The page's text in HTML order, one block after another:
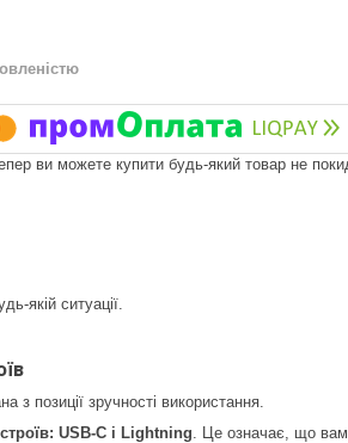
ви можете купити будь-який товар не
якій ситуації.
позиції зручності використання.
USB-C і Lightning . Це означає, що